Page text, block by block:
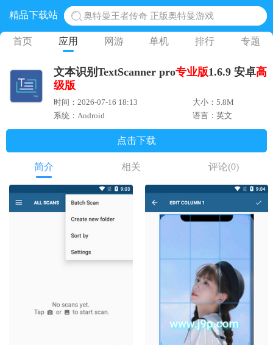
精品下载站
地铁跑酷体验服国际服 地铁跑酷体验服版本
网易光遇手游正版 点亮星空共庆周年
蛋仔派对下载 蛋仔派对体验服
首页 应用 网游 单机 排行 专题
文本识别TextScanner pro专业版1.6.9 安卓高
级版
时间：2026-07-16 18:13
大小：5.8M
系统：Android
语言：英文
点击下载
简介 相关 评论(0)